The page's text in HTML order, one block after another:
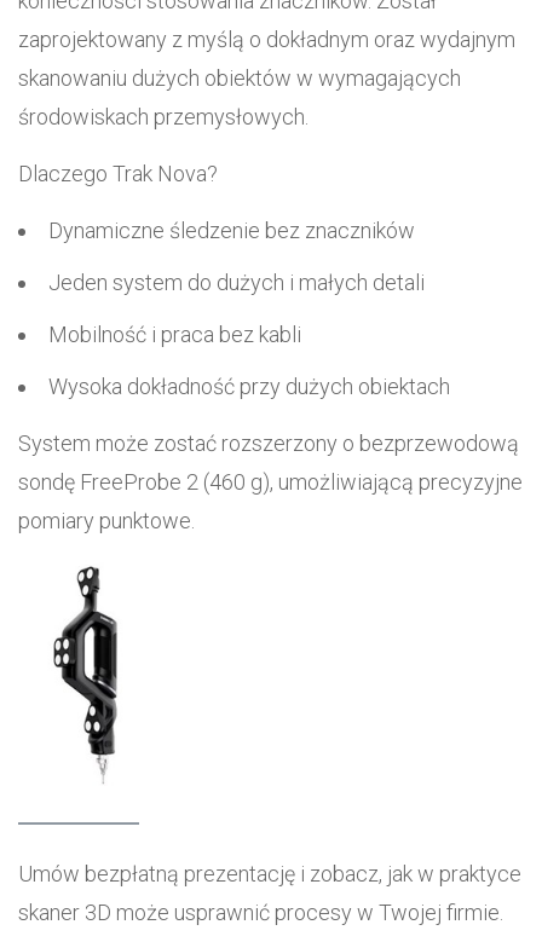
zaprojektowany z myślą o dokładnym oraz wydajnym
skanowaniu dużych obiektów w wymagających
środowiskach przemysłowych.
Dlaczego Trak Nova?
Dynamiczne śledzenie bez znaczników
Jeden system do dużych i małych detali
Mobilność i praca bez kabli
Wysoka dokładność przy dużych obiektach
System może zostać rozszerzony o bezprzewodową
sondę FreeProbe 2 (460 g), umożliwiającą precyzyjne
pomiary punktowe.
Umów bezpłatną prezentację i zobacz, jak w praktyce
skaner 3D może usprawnić procesy w Twojej firmie.